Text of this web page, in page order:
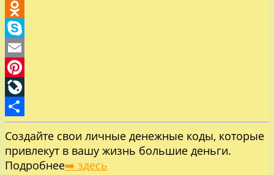
Mail.Ru
Odnoklassniki
Skype
Email
Pinterest
LiveJournal
Отправить
Создайте свои личные денежные коды, которые
привлекут в вашу жизнь большие деньги.
Подробнее➡️ здесь